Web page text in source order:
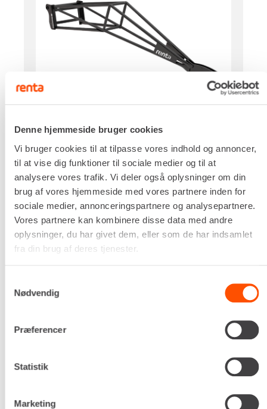
Denne hjemmeside bruger cookies
Vi bruger cookies til at tilpasse vores indhold og annoncer,
til at vise dig funktioner til sociale medier og til at
analysere vores trafik. Vi deler også oplysninger om din
brug af vores hjemmeside med vores partnere inden for
sociale medier, annonceringspartnere og analysepartnere.
Vores partnere kan kombinere disse data med andre
oplysninger, du har givet dem, eller som de har indsamlet
fra din brug af deres tjenester.
Nødvendig
Præferencer
Statistik
Marketing
Kapacitet
600 kg
Længde
4.104 mm
Egenvægt
278 kg
Pr. dag DKK 458,00
Renta udlejer kun til erhverv. Gyldigt CVR-